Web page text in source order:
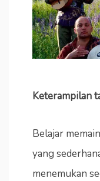
Keterampilan
Belajar
yang
menemukan